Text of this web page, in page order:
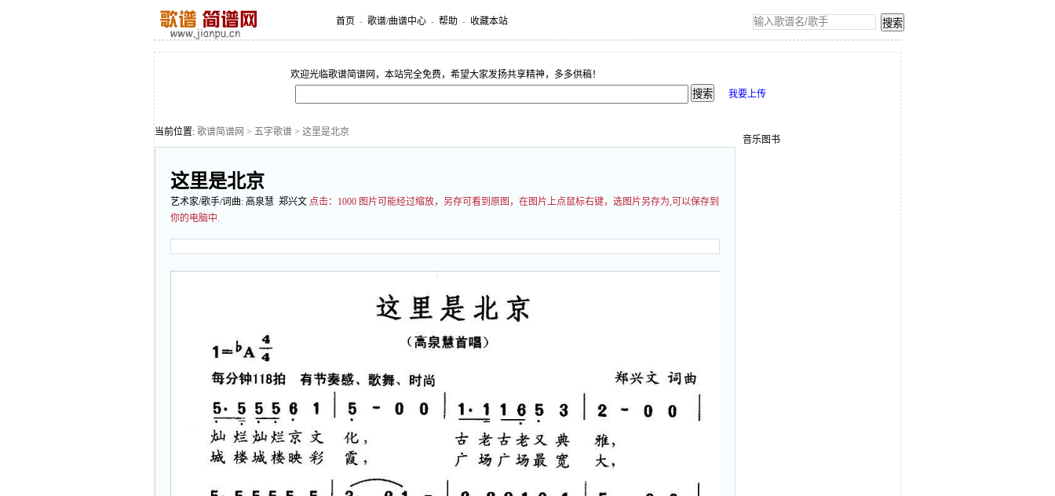
首页 - 歌谱/曲谱中心 - 帮助 - 收藏本站
欢迎光临歌谱简谱网，本站完全免费，希望大家发扬共享精神，多多供稿！
我要上传
当前位置: 歌谱简谱网 > 五字歌谱 > 这里是北京
这里是北京
艺术家/歌手/词曲: 高泉慧 郑兴文 点击： 1000 图片可能经过缩放，另存可看到原图，在图片上点鼠标右键，选图片另存为,可以保存到
你的电脑中.
音乐图书